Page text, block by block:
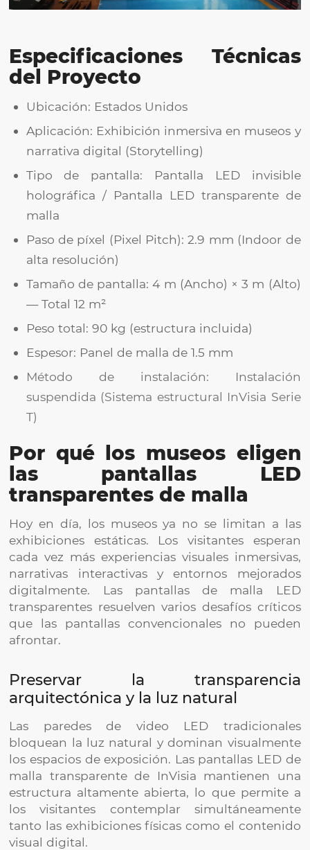
Especificaciones Técnicas
del Proyecto
Ubicación: Estados Unidos
Aplicación: Exhibición inmersiva en museos y
narrativa digital (Storytelling)
Tipo de pantalla: Pantalla LED invisible
holográfica / Pantalla LED transparente de
malla
Paso de píxel (Pixel Pitch): 2.9 mm (Indoor de
alta resolución)
Tamaño de pantalla: 4 m (Ancho) × 3 m (Alto)
— Total 12 m²
Peso total: 90 kg (estructura incluida)
Espesor: Panel de malla de 1.5 mm
Método de instalación: Instalación
suspendida (Sistema estructural InVisia Serie
T)
Por qué los museos eligen
las pantallas LED
transparentes de malla
Hoy en día, los museos ya no se limitan a las
exhibiciones estáticas. Los visitantes esperan
cada vez más experiencias visuales inmersivas,
narrativas interactivas y entornos mejorados
digitalmente. Las pantallas de malla LED
transparentes resuelven varios desafíos críticos
que las pantallas convencionales no pueden
afrontar.
Preservar la transparencia
arquitectónica y la luz natural
Las paredes de video LED tradicionales
bloquean la luz natural y dominan visualmente
los espacios de exposición. Las pantallas LED de
malla transparente de InVisia mantienen una
estructura altamente abierta, lo que permite a
los visitantes contemplar simultáneamente
tanto las exhibiciones físicas como el contenido
visual digital.